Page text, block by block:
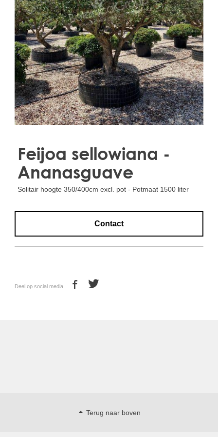
Treesafe
VORSTBESCHERMINGVOORBOMEN.NL
WINTERSCHUTZFUERBAEUME.DE
FROSTPROTECTIONFORTREES.CO.UK
Terracotta
TERRACOTTA.NL
TERRACOTTA.BE
TERRAKOTTA.DE
Feijoa sellowiana -
Ananasguave
Solitair hoogte 350/400cm excl. pot - Potmaat 1500 liter
Contact
Deel op social media
Terug naar boven